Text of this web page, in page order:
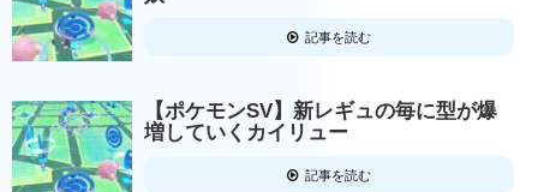
記事を読む
【ポケモンSV】新レギュの毎に型が爆
増していくカイリュー
記事を読む